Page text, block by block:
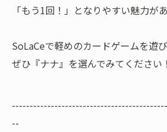
「もう1回！」となりやすい魅力があ
SoLaCeで軽めのカードゲームを遊び
ぜひ『ナナ』を選んでみてください！
--